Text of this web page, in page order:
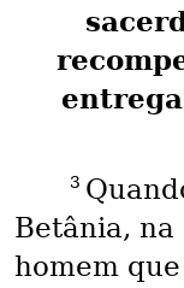
3
Betânia, na
homem que